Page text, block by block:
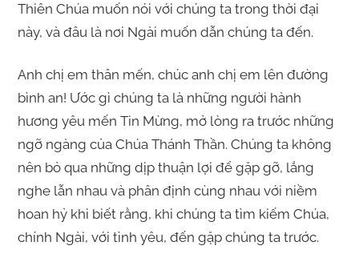
Thiên Chúa muốn nói với chúng ta trong thời đại
này, và đâu là nơi Ngài muốn dẫn chúng ta đến.
Anh chị em thân mến, chúc anh chị em lên đường
bình an! Ước gì chúng ta là những người hành
hương yêu mến Tin Mừng, mở lòng ra trước những
ngỡ ngàng của Chúa Thánh Thần. Chúng ta không
nên bỏ qua những dịp thuận lợi để gặp gỡ, lắng
nghe lẫn nhau và phân định cùng nhau với niềm
hoan hỷ khi biết rằng, khi chúng ta tìm kiếm Chúa,
chính Ngài, với tình yêu, đến gặp chúng ta trước.